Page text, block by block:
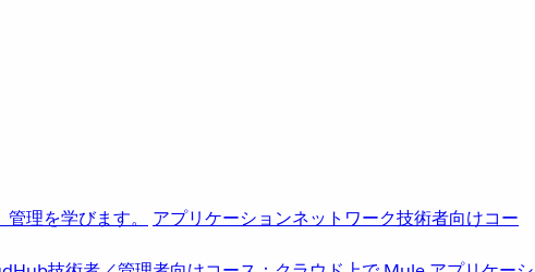
理を学びます。 アプリケーションネットワーク技術者向けコー